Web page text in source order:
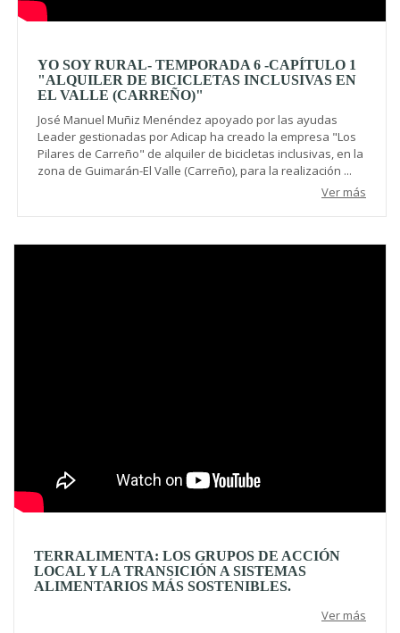
YO SOY RURAL- TEMPORADA 6 -CAPÍTULO 1
"ALQUILER DE BICICLETAS INCLUSIVAS EN
EL VALLE (CARREÑO)"
José Manuel Muñiz Menéndez apoyado por las ayudas
Leader gestionadas por Adicap ha creado la empresa "Los
Pilares de Carreño" de alquiler de bicicletas inclusivas, en la
zona de Guimarán-El Valle (Carreño), para la realización ...
Ver más
TERRALIMENTA: LOS GRUPOS DE ACCIÓN
LOCAL Y LA TRANSICIÓN A SISTEMAS
ALIMENTARIOS MÁS SOSTENIBLES.
Ver más